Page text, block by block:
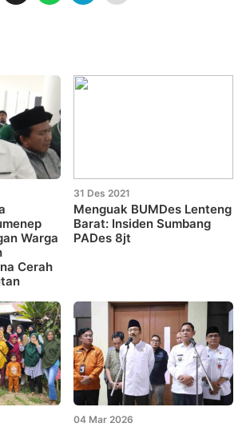
Warga
Cerah
31 Des 2021
Menguak BUMDes Lenteng
Barat: Insiden Sumbang
PADes 8jt
04 Mar 2026